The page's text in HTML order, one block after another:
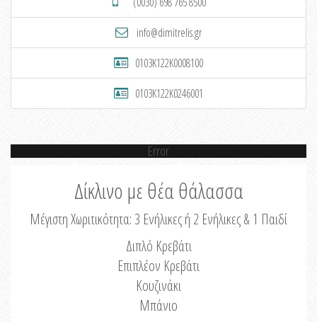
info@dimitrelis.gr
0103K122K0008100
0103K122K0246001
Error
Δίκλινο με θέα θάλασσα
Μέγιστη Χωριτικότητα: 3 Ενήλικες ή 2 Ενήλικες & 1 Παιδί
Διπλό Κρεβάτι
Επιπλέον Κρεβάτι
Κουζινάκι
Μπάνιο